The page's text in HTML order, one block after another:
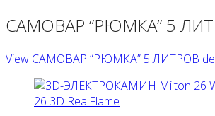
САМОВАР “РЮМКА” 5
View САМОВАР “РЮМКА” 5 ЛИТРОВ